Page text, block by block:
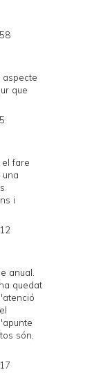
aspecte
que
el fare
una
i
anual.
quedat
són,